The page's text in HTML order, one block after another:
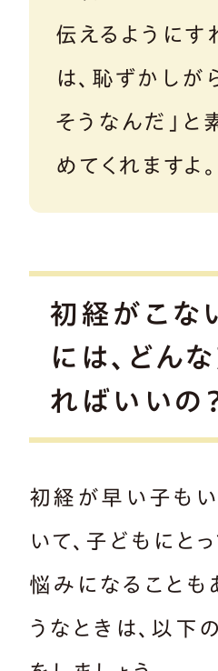
伝えるようにす
は、恥ずかしが
そうなんだ」と
めてくれますよ。
初経がこな
には、どん
ればいいの
初経が早い子も
いて、子どもにと
悩みになることも
うなときは、以下